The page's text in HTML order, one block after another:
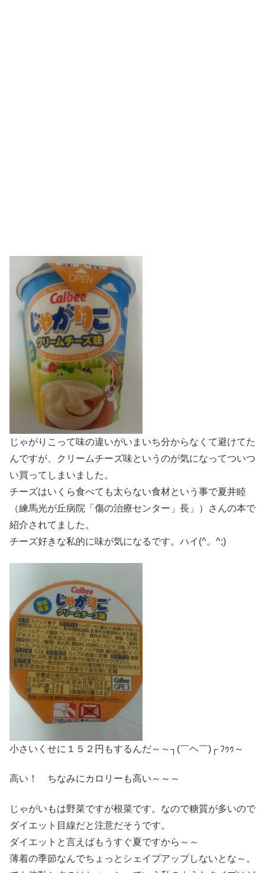
じゃがりこって味の違いがいまいち分からなくて避けてた
んですが、クリームチーズ味というのが気になってついつ
い買ってしまいました。
チーズはいくら食べても太らない食材という事で夏井睦
（練馬光が丘病院「傷の治療センター」長」）さんの本で
紹介されてました。
チーズ好きな私的に味が気になるです。ハイ(^。^;)
小さいくせに１５２円もするんだ～～┐(￣ヘ￣)┌ ﾌｩｩ～
高い！ ちなみにカロリーも高い～～～
じゃがいもは野菜ですが根菜です。なので糖質が多いので
ダイエット目線だと注意だそうです。
ダイエットと言えばもうすぐ夏ですから～～
薄着の季節なんでちょっとシェイプアップしないとな～。